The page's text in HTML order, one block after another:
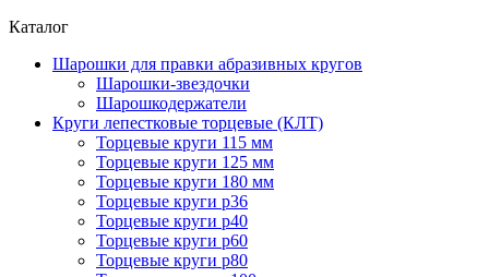
Каталог
Шарошки для правки абразивных кругов
Шарошки-звездочки
Шарошкодержатели
Круги лепестковые торцевые (КЛТ)
Торцевые круги 115 мм
Торцевые круги 125 мм
Торцевые круги 180 мм
Торцевые круги p36
Торцевые круги p40
Торцевые круги p60
Торцевые круги p80